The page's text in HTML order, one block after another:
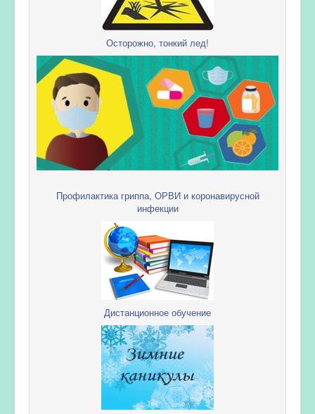
Осторожно, тонкий лед!
Профилактика гриппа, ОРВИ и коронавирусной
инфекции
Дистанционное обучение